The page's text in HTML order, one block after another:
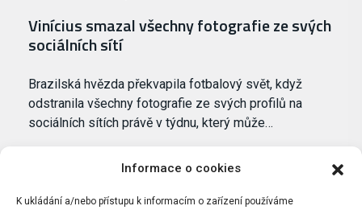
Informace o cookies
K ukládání a/nebo přístupu k informacím o zařízení používáme
Vinícius smazal všechny fotografie ze svých
sociálních sítí
Brazilská hvězda překvapila fotbalový svět, když
odstranila všechny fotografie ze svých profilů na
sociálních sítích právě v týdnu, který může…